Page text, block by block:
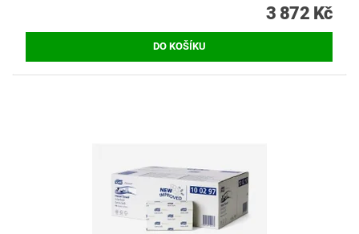
3 872 Kč